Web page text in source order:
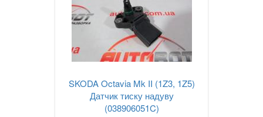
SKODA Octavia Mk II (1Z3, 1Z5)
Датчик тиску надуву
(038906051C)